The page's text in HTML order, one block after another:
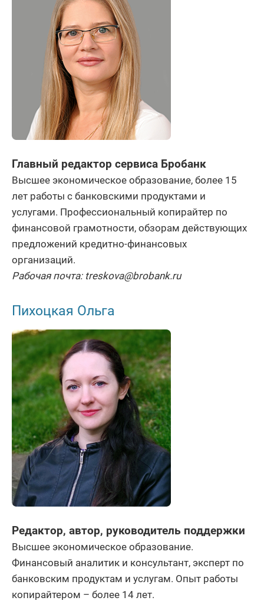
Главный редактор сервиса Бробанк
Высшее экономическое образование, более 15
лет работы с банковскими продуктами и
услугами. Профессиональный копирайтер по
финансовой грамотности, обзорам действующих
предложений кредитно-финансовых
организаций.
Рабочая почта: treskova@brobank.ru
Пихоцкая Ольга
Редактор, автор, руководитель поддержки
Высшее экономическое образование.
Финансовый аналитик и консультант, эксперт по
банковским продуктам и услугам. Опыт работы
копирайтером – более 14 лет.